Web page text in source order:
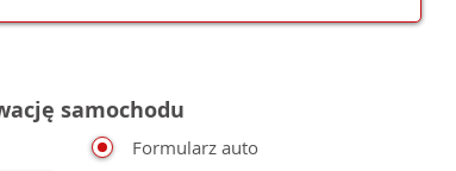
samochodu
Formularz auto